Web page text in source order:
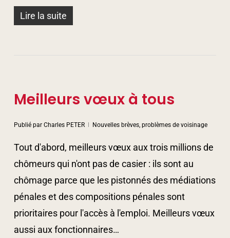
Lire la suite
Meilleurs vœux à tous
Publié par Charles PETER Nouvelles brèves, problèmes de voisinage
Tout d'abord, meilleurs vœux aux trois millions de
chômeurs qui n'ont pas de casier : ils sont au
chômage parce que les pistonnés des médiations
pénales et des compositions pénales sont
prioritaires pour l'accès à l'emploi. Meilleurs vœux
aussi aux fonctionnaires…